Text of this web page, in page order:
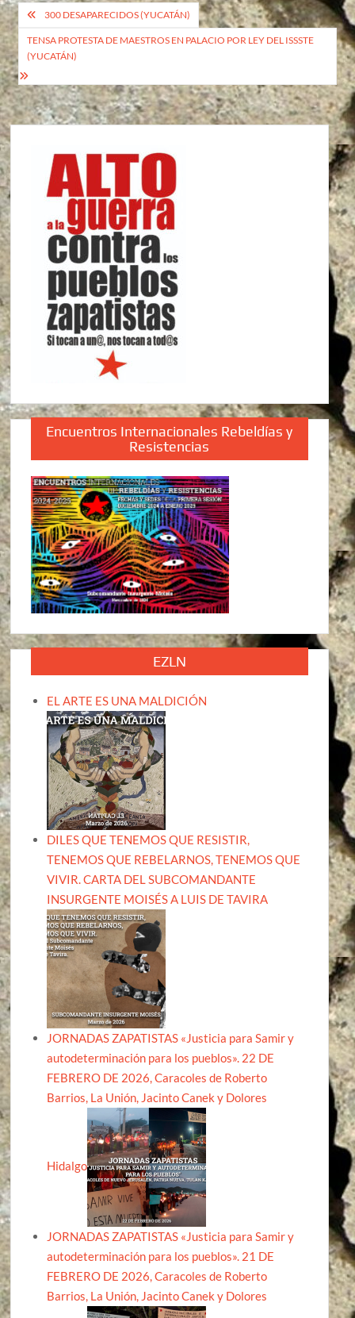
Navegación
de
entradas
300 DESAPARECIDOS (YUCATÁN)
TENSA PROTESTA DE MAESTROS EN PALACIO POR LEY DEL ISSSTE
(YUCATÁN)
Encuentros Internacionales Rebeldías y
Resistencias
EZLN
EL ARTE ES UNA MALDICIÓN
DILES QUE TENEMOS QUE RESISTIR,
TENEMOS QUE REBELARNOS, TENEMOS QUE
VIVIR. CARTA DEL SUBCOMANDANTE
INSURGENTE MOISÉS A LUIS DE TAVIRA
JORNADAS ZAPATISTAS «Justicia para Samir y
autodeterminación para los pueblos». 22 DE
FEBRERO DE 2026, Caracoles de Roberto
Barrios, La Unión, Jacinto Canek y Dolores
Hidalgo
JORNADAS ZAPATISTAS «Justicia para Samir y
autodeterminación para los pueblos». 21 DE
FEBRERO DE 2026, Caracoles de Roberto
Barrios, La Unión, Jacinto Canek y Dolores